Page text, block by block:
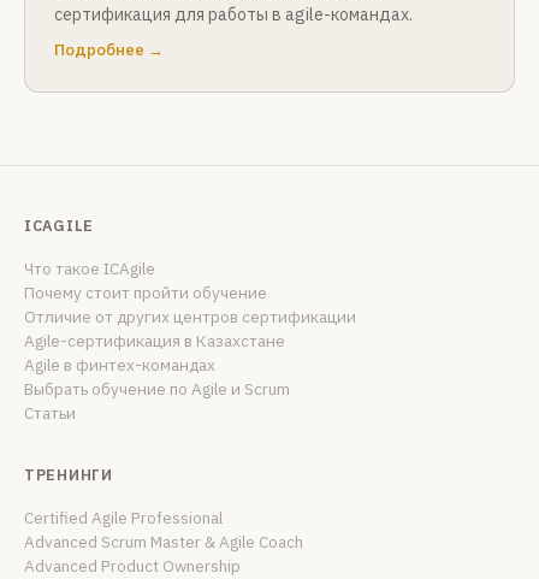
сертификация для работы в agile-командах.
Подробнее →
ICAGILE
Что такое ICAgile
Почему стоит пройти обучение
Отличие от других центров сертификации
Agile-сертификация в Казахстане
Agile в финтех-командах
Выбрать обучение по Agile и Scrum
Статьи
ТРЕНИНГИ
Certified Agile Professional
Advanced Scrum Master & Agile Coach
Advanced Product Ownership